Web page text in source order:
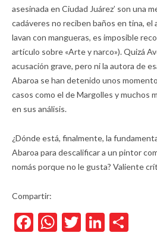
asesinada en Ciudad Juárez’ son una
cadáveres no reciben baños en tina, el
lavan con mangueras, es imposible
artículo sobre «Arte y narco»). Quizá
acusación grave, pero ni la autora de
Abaroa se han detenido unos
casos como el de Margolles y muchos
en sus análisis.
¿Dónde está, finalmente, la
Abaroa para descalificar a un pintor
nomás porque no le gusta? Valiente
Compartir:
Facebook
WhatsApp
Twitter